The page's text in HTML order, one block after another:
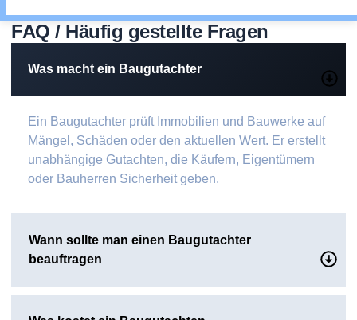
FAQ / Häufig gestellte Fragen
Was macht ein Baugutachter
Ein Baugutachter prüft Immobilien und Bauwerke auf
Mängel, Schäden oder den aktuellen Wert. Er erstellt
unabhängige Gutachten, die Käufern, Eigentümern
oder Bauherren Sicherheit geben.
Wann sollte man einen Baugutachter
beauftragen